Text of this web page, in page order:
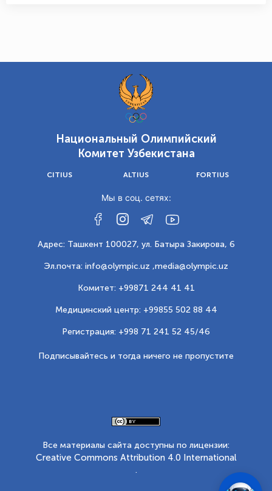
Национальный Олимпийский
Комитет Узбекистана
CITIUS ALTIUS FORTIUS
Мы в соц. сетях:
Адрес: Ташкент 100027, ул. Батыра Закирова, 6
Эл.почта: info@olympic.uz ,media@olympic.uz
Комитет: +99871 244 41 41
Медицинский центр: +99855 502 88 44
Регистрация: +998 71 241 52 45/46
Подписывайтесь и тогда ничего не пропустите
Все материалы сайта доступны по лицензии:
Creative Commons Attribution 4.0 International
.